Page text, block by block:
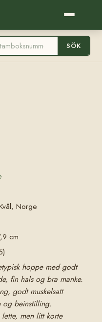
SÖK
Norge
cm
hoppe med godt
fin hals og bra manke.
godt muskelsatt
og beinstilling.
men litt korte